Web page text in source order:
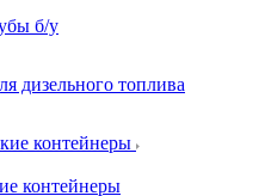
б/у
дизельного топлива
контейнеры
контейнеры